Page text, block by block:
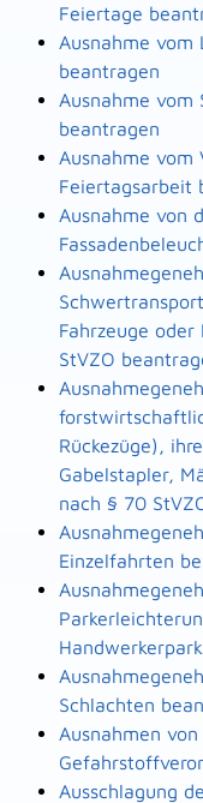
Feiertage
Ausnahme vom
beantragen
Ausnahme
beantragen
Ausnahme vom
Feiertagsarbeit
Ausnahme von
Fahrzeuge
StVZO
Rückezüge),
Gabelstapler,
nach § 70
Einzelfahrten
Schlachten
Ausnahmen
Ausschlagung